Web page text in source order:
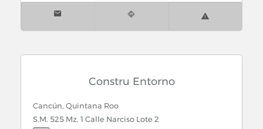
Constru Entorno
Cancún, Quintana Roo
S.M. 525 Mz. 1 Calle Narciso Lote 2